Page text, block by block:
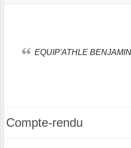
EQUIP'ATHLE
Compte-rendu